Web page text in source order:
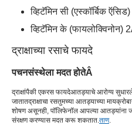
व्हिटॅमिन सी (एस्कॉर्बिक
व्हिटॅमिन के (फायलोक्विनोन)
द्राक्षाच्या रसाचे फायदे
पचनसंस्थेला मदत होतेÂ
द्राक्षांपैकी एकरस फायदेआतड्याचे आरोग्य
जातातद्राक्षाचा रसतुमच्या आतड्याच्या
शोषण असूनही, पॉलिफेनॉल आपल्या
संरक्षण करण्यास मदत करू शकतात.ताण.